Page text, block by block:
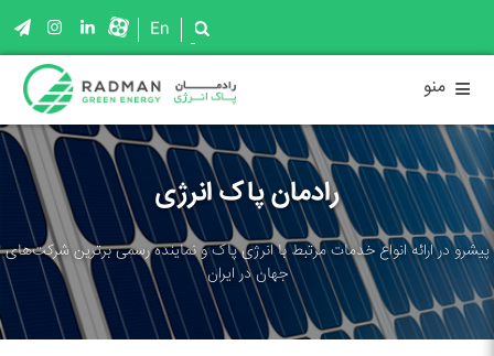
En
≡ منو
رادمان پاک انرژی
پیشرو در ارائه انواع خدمات مرتبط با انرژی پاک و نماینده رسمی برترین شرکت‌های
جهان در ایران